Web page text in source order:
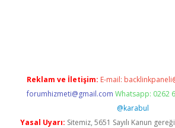
Reklam ve İletişim: E-mail:
forumhizmeti@gmail.com Whatsapp: 0262
@karabul
Yasal Uyarı: Sitemiz, 5651 Sayılı Kanun